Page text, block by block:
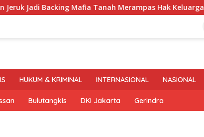
Backing Mafia Tanah Merampas Hak Keluarga Ambar
HUKUM & KRIMINAL INTERNASIONAL NASIONAL
Bulutangkis DKI Jakarta Gerindra